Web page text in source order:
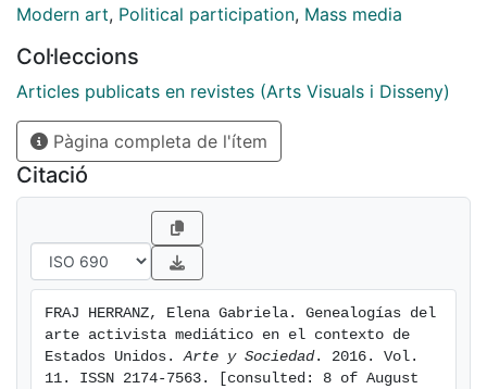
sitúan a la vez en el marco de las instituciones
activistas.
Modern art, Political participation, Mass media
Col·leccions
Articles publicats en revistes (Arts Visuals i Disseny)
Pàgina completa de l'ítem
Citació
FRAJ HERRANZ, Elena Gabriela. Genealogías del
arte activista mediático en el contexto de
Estados Unidos. Arte y Sociedad . 2016. Vol.
11. ISSN 2174-7563. [consulted: 8 of August